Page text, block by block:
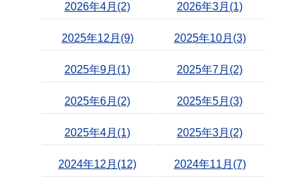
2026年4月(2) 2026年3月(1)
2025年12月(9) 2025年10月(3)
2025年9月(1) 2025年7月(2)
2025年6月(2) 2025年5月(3)
2025年4月(1) 2025年3月(2)
2024年12月(12) 2024年11月(7)